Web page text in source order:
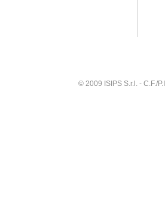
© 2009 ISIPS S.r.l. - C.F./